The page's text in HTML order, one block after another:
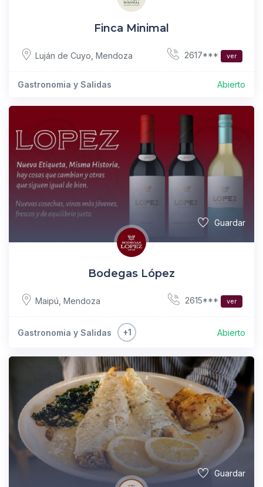
Finca Minimal
Luján de Cuyo Mendoza 2617*** ver
Gastronomia y Salidas Abierto
Guardar
Bodegas López
Maipú Mendoza 2615*** ver
Gastronomia y Salidas +1 Abierto
Guardar